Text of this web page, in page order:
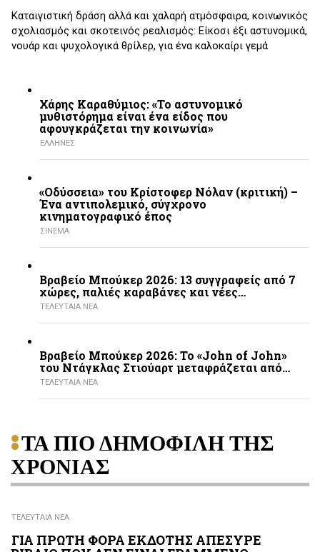
Καταιγιστική δράση αλλά και χαλαρή ατμόσφαιρα, κοινωνικός
σχολιασμός και σκοτεινός ρεαλισμός: Είκοσι έξι αστυνομικά,
νουάρ και ψυχολογικά θρίλερ, για ένα καλοκαίρι γεμά
Χάρης Καραθύμιος: «Το αστυνομικό
μυθιστόρημα είναι ένα είδος που
αφουγκράζεται την κοινωνία»
ΕΛΛΗΝΕΣ
«Οδύσσεια» του Κρίστοφερ Νόλαν (κριτική) –
Ένα αντιπολεμικό, σύγχρονο
κινηματογραφικό έπος
ΣΙΝΕΜΑ
Βραβείο Μπούκερ 2026: 13 συγγραφείς από 7
χώρες, παλιές καραβάνες και νέες…
ΤΕΛΕΥΤΑΙΑ ΝΕΑ
Βραβείο Μπούκερ 2026: Το «John of John»
του Ντάγκλας Στιούαρτ μεταφράζεται από…
ΤΕΛΕΥΤΑΙΑ ΝΕΑ
ΤΑ ΠΙΟ ΔΗΜΟΦΙΛΗ ΤΗΣ
ΧΡΟΝΙΑΣ
ΤΕΛΕΥΤΑΙΑ ΝΕΑ
ΓΙΑ ΠΡΩΤΗ ΦΟΡΑ ΕΚΔΟΤΗΣ ΑΠΕΣΥΡΕ